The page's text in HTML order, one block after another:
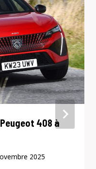
408 à
2025